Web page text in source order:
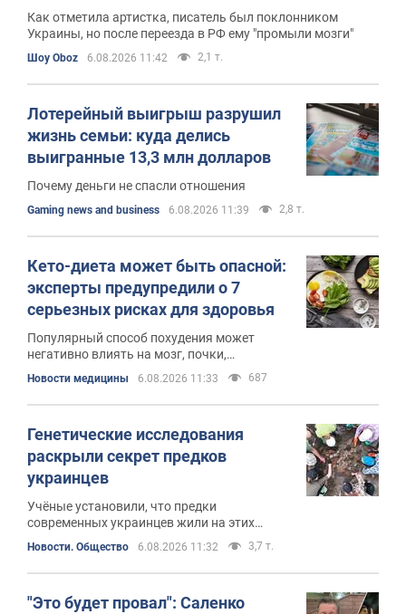
теперь хочет геноцида украинцев
Как отметила артистка, писатель был поклонником
Украины, но после переезда в РФ ему "промыли мозги"
Шоу Oboz 6.08.2026 11:42 2,1 т.
Лотерейный выигрыш разрушил
жизнь семьи: куда делись
выигранные 13,3 млн долларов
Почему деньги не спасли отношения
Gaming news and business 6.08.2026 11:39 2,8 т.
Кето-диета может быть опасной:
эксперты предупредили о 7
серьезных рисках для здоровья
Популярный способ похудения может
негативно влиять на мозг, почки,
пищеварение, уровень холестерина и общее
самочувствие
Новости медицины 6.08.2026 11:33 687
Генетические исследования
раскрыли секрет предков
украинцев
Учёные установили, что предки
современных украинцев жили на этих
землях ещё с III тысячелетия до нашей эры
Новости. Общество 6.08.2026 11:32 3,7 т.
"Это будет провал": Саленко